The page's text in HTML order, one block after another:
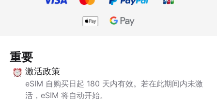
重要
激活政策
eSIM 自购买日起 180 天内有效。若在此期间内未激
活，eSIM 将自动开始。